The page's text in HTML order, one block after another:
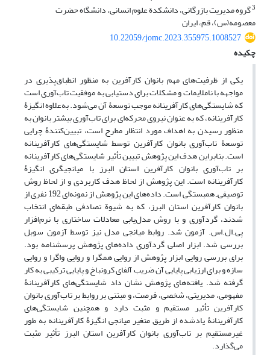
3گروه مدیریت بازرگانی، دانشکدة علوم انسانی، دانشگاه حضرت
معصومه(س)، قم، ایران
10.22059/jomc.2023.355975.1008527
چکیده
یکی از ظرفیت‌های مهم بانوان کارآفرین به منظور انطباق‌پذیری در
مواجهه با ناملایمات و مشکلات برای دستیابی به موفقیت تاب‌آوری است
که شایستگی‌های کارآفرینانه موجب توسعۀ آن می‌شود. به‌علاوه انگیزۀ
کارآفرینانه، که به عنوان نیروی محرکه‌ای برای تاب‌آوری بیشتر بانوان به
منظور رسیدن به اهداف مورد انتظار مطرح است، تبیین‌کنندۀ چرایی
توسعۀ تاب‌آوری بانوان کارآفرین توسط شایستگی‌های کارآفرینانه
است. بنابراین هدف این پژوهش تبیین تأثیر شایستگی‌های کارآفرینانه
بر تاب‌آوری بانوان کارآفرین استان البرز با میانجیگری انگیزۀ
کارآفرینانه است. این پژوهش از لحاظ هدف کاربردی و از لحاظ روش
توصیفی‌ـ همبستگی است. داده‌های این پژوهش از نمونه‌ای 192 نفری از
بانوان کارآفرین استان البرز، که به شیوة تصادفی طبقه‌ای انتخاب
شدند، گردآوری و با روش مدل‌یابی معادلات ساختاری با نرم‌افزار
پی.ال.اس. آزمون شد. روابط میانجی مدل نیز توسط آزمون سوبل
بررسی شد. ابزار اصلی گردآوری داده‌های پژوهش پرسشنامه بود.
برای بررسی روایی ابزار پژوهش از روایی همگرا و روایی واگرا و روایی
سازه و برای ارزیابی پایایی آن ضریب آلفای کرونباخ و پایایی ترکیبی به کار
گرفته شد. یافته‌های پژوهش نشان داد شایستگی‌های کارآفرینانۀ
مفهومی، مدیریتی، شخصی، فرصت، و مبتنی بر روابط بر تاب‌آوری بانوان
کارآفرین تأثیر مستقیم و مثبت دارد و همچنین شایستگی‌های
کارآفرینانۀ یادشده از طریق متغیر میانجی انگیزۀ کارآفرینانه به طور
غیرمستقیم بر تاب‌آوری بانوان کارآفرین استان البرز تأثیر مثبت
می‌گذارد.